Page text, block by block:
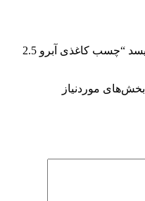
اولین کسی باشید که دیدگاهی می نویسد “چسب کاغذی آبرو 2.5
بخش‌های موردنیاز